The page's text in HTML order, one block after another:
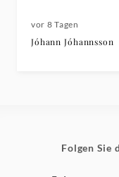
vor 8 Tagen
Jóhann Jóhannsson
Folgen Sie